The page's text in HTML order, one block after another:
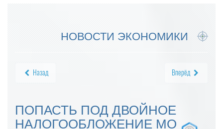
НОВОСТИ ЭКОНОМИКИ
Назад Вперёд
ПОПАСТЬ ПОД ДВОЙНОЕ
НАЛОГООБЛОЖЕНИЕ МО